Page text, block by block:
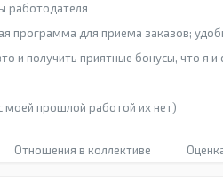
работодателя
программа для приема заказов;
и получить приятные бонусы, что я и
прошлой работой их нет)
Отношения в коллективе